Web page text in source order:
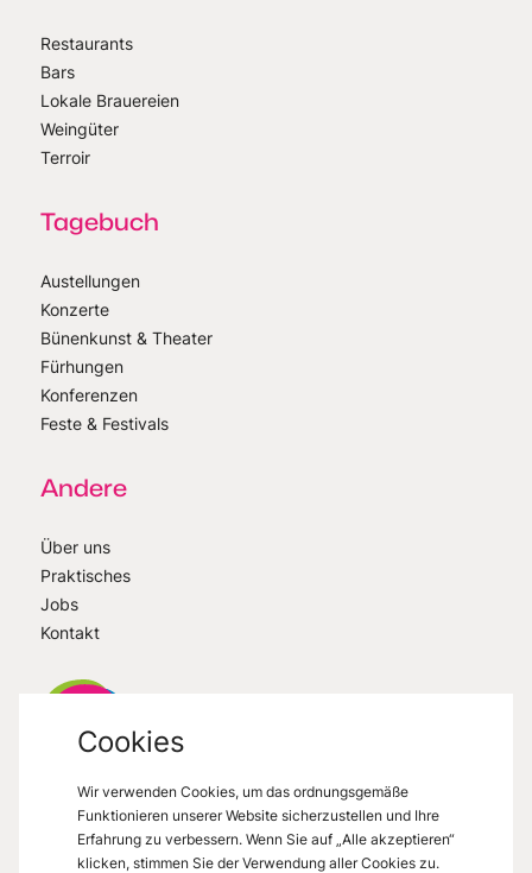
Restaurants
Bars
Lokale Brauereien
Weingüter
Terroir
Tagebuch
Austellungen
Konzerte
Bünenkunst & Theater
Fürhungen
Konferenzen
Feste & Festivals
Andere
Über uns
Praktisches
Jobs
Kontakt
VisitMons 2026- All right reserved
Grand Place 27, 7000 Mons
Cookies
Wir verwenden Cookies, um das ordnungsgemäße
Funktionieren unserer Website sicherzustellen und Ihre
Erfahrung zu verbessern. Wenn Sie auf „Alle akzeptieren“
klicken, stimmen Sie der Verwendung aller Cookies zu.